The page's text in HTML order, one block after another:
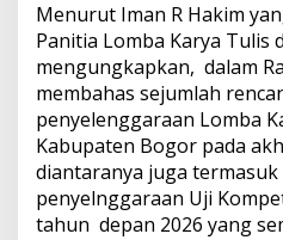
Menurut Iman R Hakim
Panitia Lomba Karya Tulis
mengungkapkan, dalam
membahas sejumlah
penyelenggaraan Lomba
Kabupaten Bogor pada
diantaranya juga
penyelnggaraan Uji
tahun depan 2026 yang